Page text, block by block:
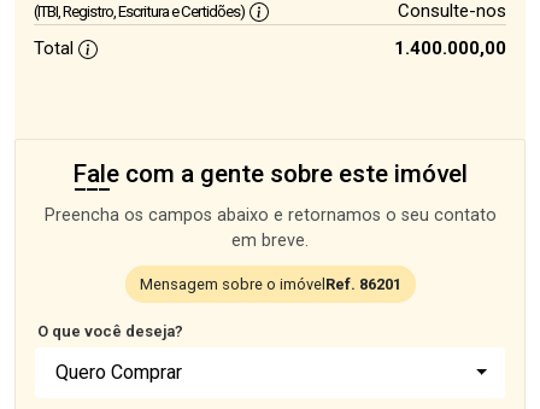
(ITBI, Registro, Escritura e Certidões)
Consulte-nos
Total
1.400.000,00
Fale com a gente sobre este imóvel
Preencha os campos abaixo e retornamos o seu contato
em breve.
Mensagem sobre o imóvel Ref. 86201
O que você deseja?
Quero Comprar